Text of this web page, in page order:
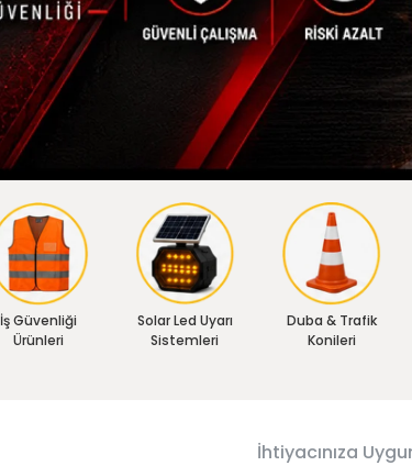
İş Güvenliği
Ürünleri
Solar Led Uyarı
Sistemleri
Duba & Trafik
Konileri
İhtiyacınıza